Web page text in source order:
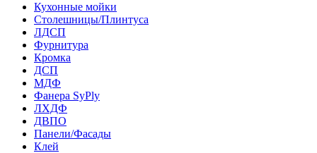
Кухонные мойки
Столешницы/Плинтуса
ЛДСП
Фурнитура
Кромка
ДСП
МДФ
Фанера SyPly
ЛХДФ
ДВПО
Панели/Фасады
Клей